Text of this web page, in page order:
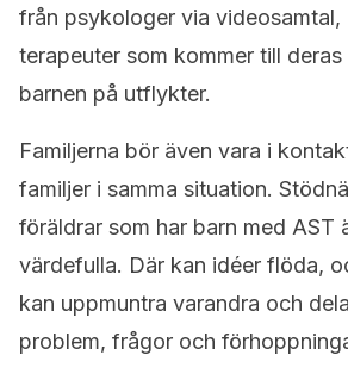
från psykologer via videosamtal,
terapeuter som kommer till
barnen på utflykter.
Familjerna bör även vara i
familjer i samma situation.
föräldrar som har barn med AST
värdefulla. Där kan idéer flöda,
kan uppmuntra varandra och
problem, frågor och